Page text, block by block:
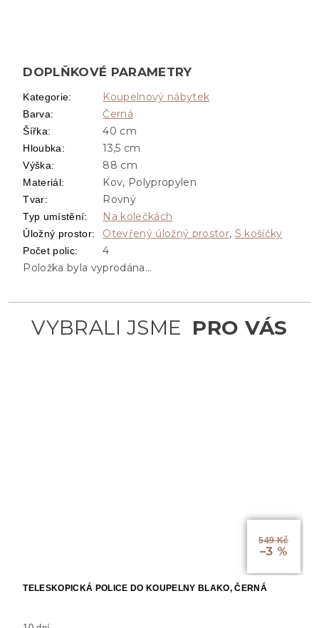
549 Kč
–3 %
TELESKOPICKÁ POLICE DO KOUPELNY BLAKO, ČERNÁ
DOPLŇKOVÉ PARAMETRY
Kategorie: Koupelnový nábytek
Barva: Černá
Šířka: 40 cm
Hloubka: 13,5 cm
Výška: 88 cm
Materiál: Kov, Polypropylen
Tvar: Rovný
Typ umístění: Na kolečkách
Úložný prostor: Otevřený úložný prostor, S košíčky
Počet polic:
4
Položka byla vyprodána…